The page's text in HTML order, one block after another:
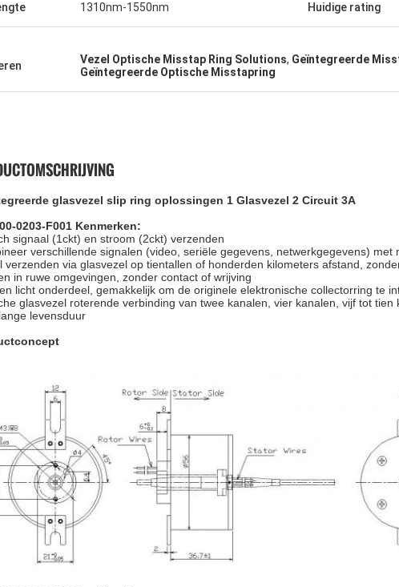
1310nm-1550nm Huidige rating
Vezel Optische Misstap Ring Solutions, Geïntegreerde
Geïntegreerde Optische Misstapring
glasvezel slip ring oplossingen 1 Glasvezel 2 Circuit 3A
0203-F001 Kenmerken:
signaal (1ckt) en stroom (2ckt) verzenden
verschillende signalen (video, seriële gegevens, netwerkgegevens) met
verzenden via glasvezel op tientallen of honderden kilometers afstand,
in ruwe omgevingen, zonder contact of wrijving
licht onderdeel, gemakkelijk om de originele elektronische collectorring te
glasvezel roterende verbinding van twee kanalen, vier kanalen, vijf tot
levensduur